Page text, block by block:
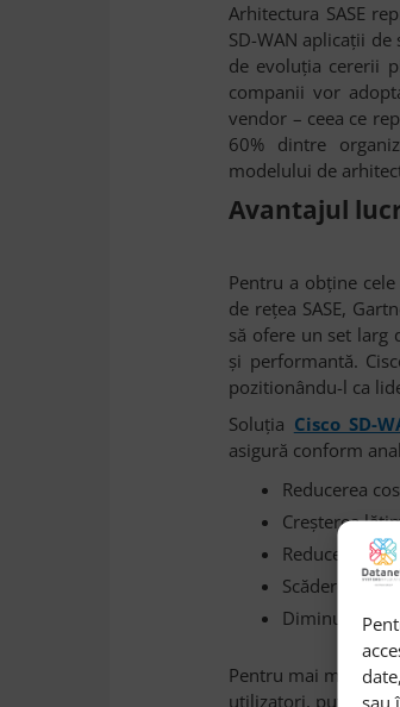
sau
Arhitectura SASE
SD-WAN aplicații
de evoluția cererii
companii vor
vendor – ceea ce
60% dintre
modelului de
Avantajul
Pentru a obține
de rețea SASE,
să ofere un set larg
și performantă.
pozitionându-l ca
Soluția Cisco SD-
asigură conform
Reducerea
Creșterea
Reducerea
Scăderea
Diminuarea
Pentru mai multe
utilizatori, puteți